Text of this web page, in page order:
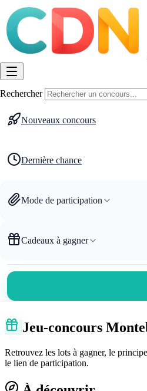
Rechercher
Nouveaux concours
Dernière chance
Mode de participation
Cadeaux à gagner
Jeu-concours
Retrouvez les lots à gagner, le
le lien de participation.